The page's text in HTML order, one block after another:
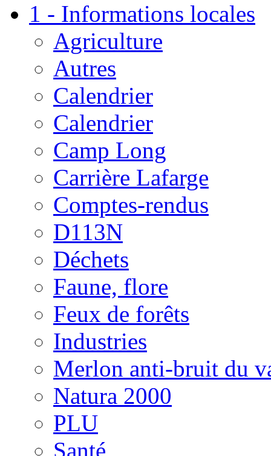
1 - Informations locales
Agriculture
Autres
Calendrier
Calendrier
Camp Long
Carrière Lafarge
Comptes-rendus
D113N
Déchets
Faune, flore
Feux de forêts
Industries
Merlon anti-bruit du
Natura 2000
PLU
Santé